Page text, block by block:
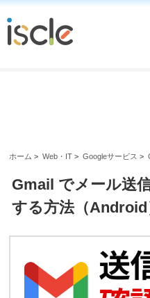
ホーム > Web・IT > Googleサービス >
Gmail でメール送
する方法（Android